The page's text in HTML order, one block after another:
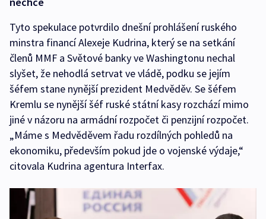
Tyto spekulace potvrdilo dnešní prohlášení ruského
minstra financí Alexeje Kudrina, který se na setkání
členů MMF a Světové banky ve Washingtonu nechal
slyšet, že nehodlá setrvat ve vládě, podku se jejím
šéfem stane nynější prezident Medvěděv. Se šéfem
Kremlu se nynější šéf ruské státní kasy rozchází mimo
jiné v názoru na armádní rozpočet či penzijní rozpočet.
„Máme s Medvěděvem řadu rozdílných pohledů na
ekonomiku, především pokud jde o vojenské výdaje,“
citovala Kudrina agentura Interfax.